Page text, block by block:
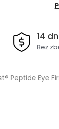
14
Bez
Peptide Eye